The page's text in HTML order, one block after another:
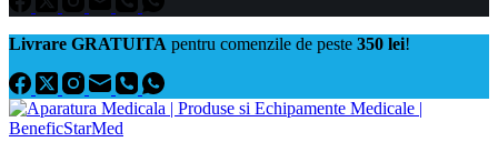
Livrare GRATUITA pentru comenzile de peste 350 lei!